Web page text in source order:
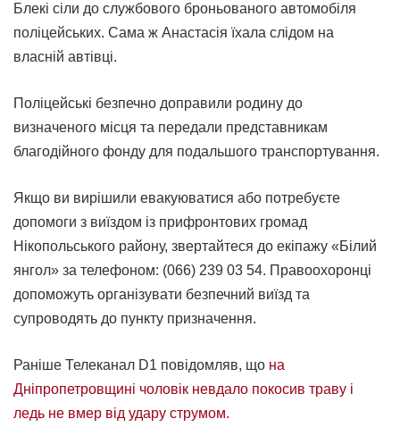
Блекі сіли до службового броньованого автомобіля
поліцейських. Сама ж Анастасія їхала слідом на
власній автівці.
Поліцейські безпечно доправили родину до
визначеного місця та передали представникам
благодійного фонду для подальшого транспортування.
Якщо ви вирішили евакуюватися або потребуєте
допомоги з виїздом із прифронтових громад
Нікопольського району, звертайтеся до екіпажу «Білий
янгол» за телефоном: (066) 239 03 54. Правоохоронці
допоможуть організувати безпечний виїзд та
супроводять до пункту призначення.
Раніше Телеканал D1 повідомляв, що на
Дніпропетровщині чоловік невдало покосив траву і
ледь не вмер від удару струмом.